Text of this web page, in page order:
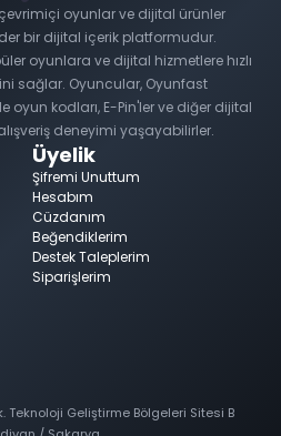
oyunlar ve dijital ürünler
bir dijital içerik platformudur.
oyunlara ve dijital hizmetlere hızlı
sağlar. Oyuncular, Oyunfast
oyun kodları, E-Pin'ler ve diğer dijital
deneyimi yaşayabilirler.
Üyelik
Şifremi Unuttum
Hesabım
Cüzdanım
Beğendiklerim
Destek Taleplerim
Siparişlerim
Teknoloji Geliştirme Bölgeleri Sitesi B